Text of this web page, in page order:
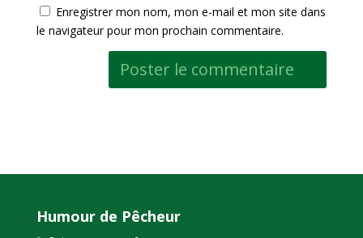
Enregistrer mon nom, mon e-mail et mon site dans
le navigateur pour mon prochain commentaire.
Humour de Pêcheur